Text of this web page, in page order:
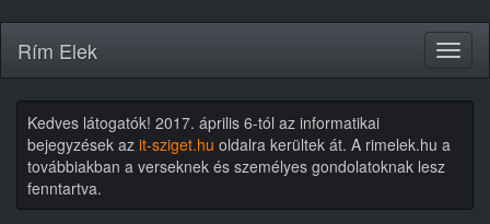
tartalomra
Rím Elek
Kedves látogatók! 2017. április 6-tól az informatikai
bejegyzések az it-sziget.hu oldalra kerültek át. A rimelek.hu a
továbbiakban a verseknek és személyes gondolatoknak lesz
fenntartva.